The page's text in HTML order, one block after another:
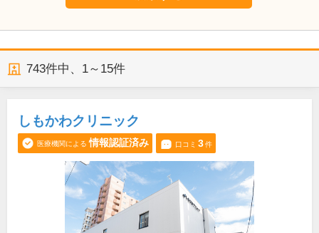
743件中、 1～15件
しもかわクリニック
医療機関による 情報認証済み 口コミ 3件